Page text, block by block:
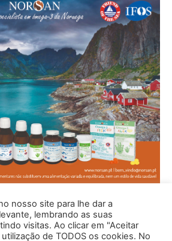
nosso site para lhe dar a
lembrando as suas
visitas. Ao clicar em "Aceitar
de TODOS os cookies. No